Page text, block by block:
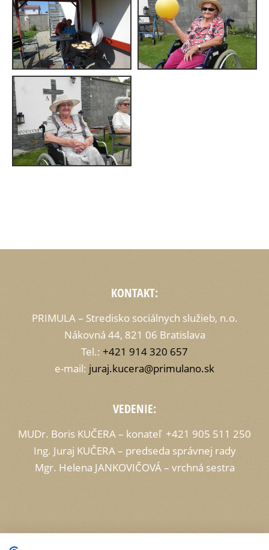
KONTAKT:
PRIMULA – Stredisko sociálnych služieb, n.o.
Nákovná 44, 821 06 Bratislava
Tel.: +421 914 320 657
e-mail: juraj.kucera@primulano.sk
VEDENIE:
MUDr. Boris KUČERA – konateľ +421 905 511 250
Ing. Juraj KUČERA – predseda správnej rady
Mgr. Helena JANKOVIČOVÁ – vrchná sestra